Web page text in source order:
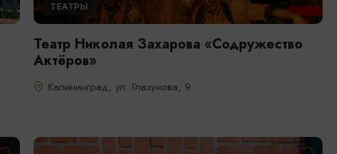
ТЕАТРЫ
Театр Николая Захарова «Содружество
Актёров»
Калининград, ул. Глазунова, 9